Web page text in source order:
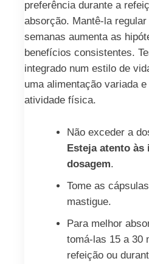
preferência durante a
absorção. Mantê-la
semanas aumenta as
benefícios consistentes.
integrado num estilo de
uma alimentação variada
atividade física.
Não exceder a
Esteja atento às
dosagem.
Tome as
mastigue.
Para melhor
tomá‑las 15 a 30
refeição ou